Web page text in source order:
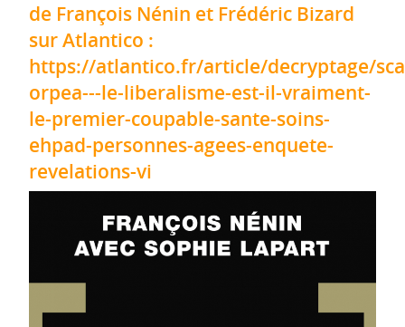
de François Nénin et Frédéric Bizard
sur Atlantico :
https://atlantico.fr/article/decryptage/
orpea---le-liberalisme-est-il-vraiment-
le-premier-coupable-sante-soins-
ehpad-personnes-agees-enquete-
revelations-vi